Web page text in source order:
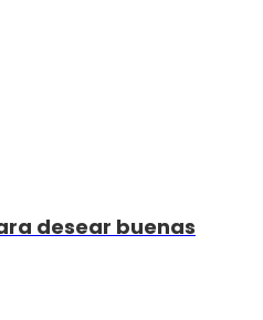
desear buenas